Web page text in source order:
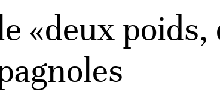
«deux poids,